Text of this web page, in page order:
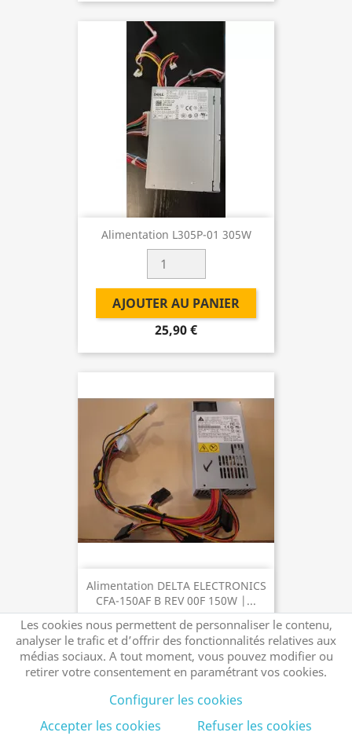
Alimentation L305P-01 305W
AJOUTER AU PANIER
25,90 €
Alimentation DELTA ELECTRONICS
CFA-150AF B REV 00F 150W |...
AJOUTER AU PANIER
29,90 €
Les cookies nous permettent de personnaliser le contenu,
analyser le trafic et d’offrir des fonctionnalités relatives aux
médias sociaux. A tout moment, vous pouvez modifier ou
retirer votre consentement en paramétrant vos cookies.
Configurer les cookies
Accepter les cookies
Refuser les cookies